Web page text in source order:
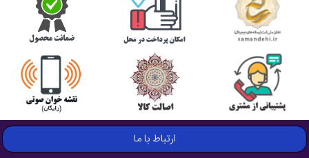
ارتباط با ما